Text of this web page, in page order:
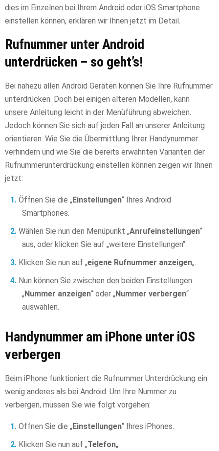
dies im Einzelnen bei Ihrem Android oder iOS Smartphone
einstellen können, erklären wir Ihnen jetzt im Detail.
Rufnummer unter Android
unterdrücken – so geht’s!
Bei nahezu allen Android Geräten können Sie Ihre Rufnummer
unterdrücken. Doch bei einigen älteren Modellen, kann
unsere Anleitung leicht in der Menüführung abweichen.
Jedoch können Sie sich auf jeden Fall an unserer Anleitung
orientieren. Wie Sie die Übermittlung Ihrer Handynummer
verhindern und wie Sie die bereits erwähnten Varianten der
Rufnummerunterdrückung einstellen können zeigen wir Ihnen
jetzt:
Öffnen Sie die „ Einstellungen“ Ihres Android
Smartphones.
Wählen Sie nun den Menüpunkt „Anrufeinstellungen“
aus, oder klicken Sie auf „weitere Einstellungen“.
Klicken Sie nun auf „eigene Rufnummer anzeigen„.
Nun können Sie zwischen den beiden Einstellungen
„ Nummer anzeigen“ oder „ Nummer verbergen“
auswählen.
Handynummer am iPhone unter iOS
verbergen
Beim iPhone funktioniert die Rufnummer Unterdrückung ein
wenig anderes als bei Android. Um Ihre Nummer zu
verbergen, müssen Sie wie folgt vorgehen:
Öffnen Sie die „ Einstellungen“ Ihres iPhones.
Klicken Sie nun auf „Telefon„.